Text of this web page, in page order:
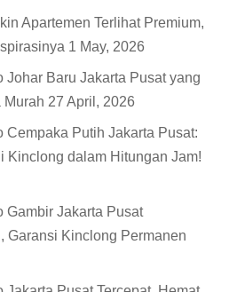
Apartemen Terlihat Premium,
1 May, 2026
Johar Baru Jakarta Pusat yang
Murah 27 April, 2026
Cempaka Putih Jakarta Pusat:
Kinclong dalam Hitungan Jam!
Gambir Jakarta Pusat
Garansi Kinclong Permanen